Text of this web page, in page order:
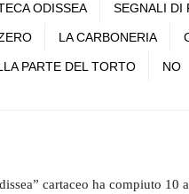
ODISSEA SEGNALI DI
LA CARBONERIA
PARTE DEL TORTO NO
cartaceo ha compiuto